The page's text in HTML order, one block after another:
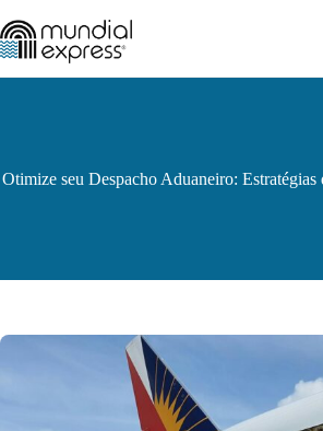
para
o
Otimize seu Despacho Aduaneiro: Estratégias